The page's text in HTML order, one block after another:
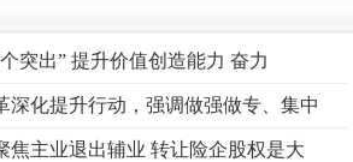
突出” 提升价值创造能力 奋力
深化提升行动，强调做强做专、集中
焦主业退出辅业 转让险企股权是大